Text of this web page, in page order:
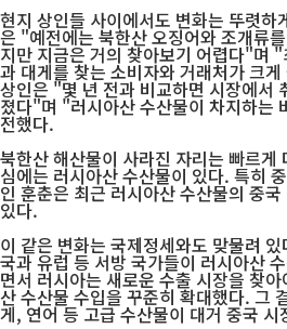
현지 상인들 사이에서도 변화는 뚜렷하
은 "예전에는 북한산 오징어와 조개류
지만 지금은 거의 찾아보기 어렵다"며
과 대게를 찾는 소비자와 거래처가 크
상인은 "몇 년 전과 비교하면 시장에서
졌다"며 "러시아산 수산물이 차지하는
전했다.
북한산 해산물이 사라진 자리는 빠르게
심에는 러시아산 수산물이 있다. 특히
인 훈춘은 최근 러시아산 수산물의 중
있다.
이 같은 변화는 국제정세와도 맞물려
국과 유럽 등 서방 국가들이 러시아산
면서 러시아는 새로운 수출 시장을 찾
산 수산물 수입을 꾸준히 확대했다. 그
게, 연어 등 고급 수산물이 대거 중국